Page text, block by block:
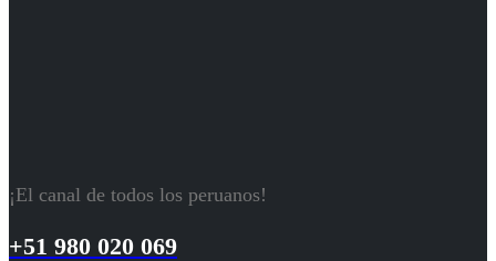
¡El canal de todos los peruanos!
+51 980 020 069